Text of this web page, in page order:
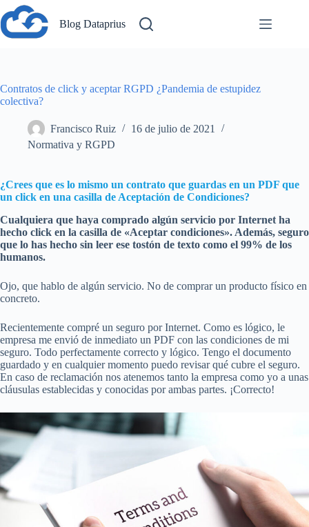
Saltar
al
contenido
Blog Dataprius
Contratos de click y aceptar RGPD ¿Pandemia de estupidez
colectiva?
Francisco Ruiz
16 de julio de 2021
Normativa y RGPD
¿Crees que es lo mismo un contrato que guardas en un PDF que
un click en una casilla de Aceptación de Condiciones?
Cualquiera que haya comprado algún servicio por Internet ha
hecho click en la casilla de «Aceptar condiciones». Además, seguro
que lo has hecho sin leer ese tostón de texto como el 99% de los
humanos.
Ojo, que hablo de algún servicio. No de comprar un producto físico en
concreto.
Recientemente compré un seguro por Internet. Como es lógico, le
empresa me envió de inmediato un PDF con las condiciones de mi
seguro. Todo perfectamente correcto y lógico. Tengo el documento
guardado y en cualquier momento puedo revisar qué cubre el seguro.
En caso de reclamación nos atenemos tanto la empresa como yo a unas
cláusulas establecidas y conocidas por ambas partes. ¡Correcto!